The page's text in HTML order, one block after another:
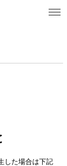
した場合は下記